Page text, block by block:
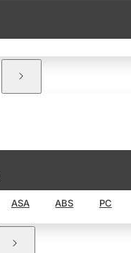
ASA ABS PC